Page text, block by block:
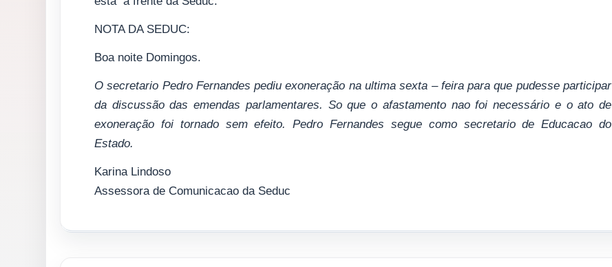
NOTA DA SEDUC:
Boa noite Domingos.
O secretario Pedro Fernandes pediu exoneração na ultima sexta – feira para que pudesse participar
da discussão das emendas parlamentares. So que o afastamento nao foi necessário e o ato de
exoneração foi tornado sem efeito. Pedro Fernandes segue como secretario de Educacao do
Estado.
Karina Lindoso
Assessora de Comunicacao da Seduc